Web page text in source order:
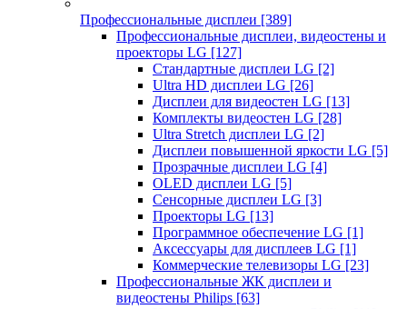
Профессиональные дисплеи [389]
Профессиональные дисплеи, видеостены и
проекторы LG [127]
Стандартные дисплеи LG [2]
Ultra HD дисплеи LG [26]
Дисплеи для видеостен LG [13]
Комплекты видеостен LG [28]
Ultra Stretch дисплеи LG [2]
Дисплеи повышенной яркости LG [5]
Прозрачные дисплеи LG [4]
OLED дисплеи LG [5]
Сенсорные дисплеи LG [3]
Проекторы LG [13]
Программное обеспечение LG [1]
Аксессуары для дисплеев LG [1]
Коммерческие телевизоры LG [23]
Профессиональные ЖК дисплеи и
видеостены Philips [63]